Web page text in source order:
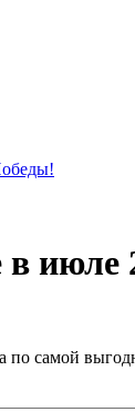
июле
по самой